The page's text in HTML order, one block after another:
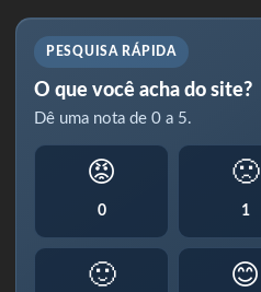
PESQUISA RÁPIDA
O que você acha do site?
Dê uma nota de 0 a 5.
😡
0
🙁
1
🙂 😊